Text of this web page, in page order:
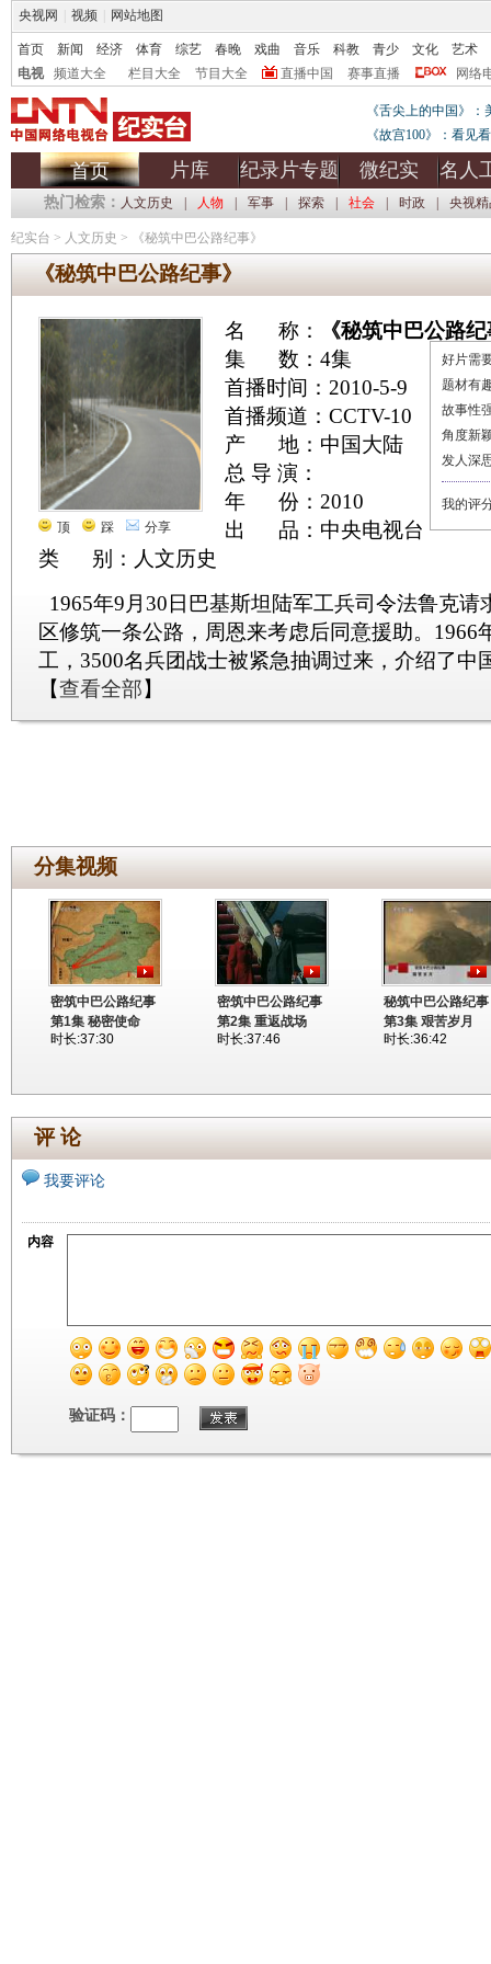
央视网 视频 网站地图
首页 新闻 经济 体育 综艺 春晚 戏曲 音乐 科教 青少 文化
艺术
电视
频道大全 栏目大全 节目大全 直播中国 赛事直播 网络
《舌尖上的中国》
《故宫100》：看见
首页 片库 纪录片专题 微纪实 名人
热门检索： 人文历史 人物 军事 探索 社会 时政 央视
纪实台 > 人文历史 > 《秘筑中巴公路纪事》
《秘筑中巴公路纪事》
顶 踩 分享
名 称：
《秘筑中巴公路
集 数：4集
首播时间：2010-5-9
首播频道：CCTV-10
产 地：中国大陆
总 导 演：
年 份：2010
出 品：中央电视台
类 别：人文历史
1965年9月30日巴基斯坦陆军工兵司令法鲁克请
区修筑一条公路，周恩来考虑后同意援助。1966
工，3500名兵团战士被紧急抽调过来，介绍了中
【查看全部】
好片需
题材有
故事性
角度新
发人深
我的评
分集视频
密筑中巴公路纪事
第1集 秘密使命
时长:37:30
密筑中巴公路纪事
第2集 重返战场
时长:37:46
秘筑中巴公路纪事
第3集 艰苦岁月
时长:36:42
评 论
我要评论
内容
验证码：